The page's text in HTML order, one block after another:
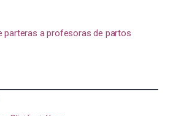
parteras a profesoras de partos